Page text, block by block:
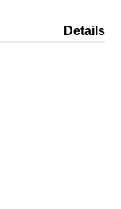
Details